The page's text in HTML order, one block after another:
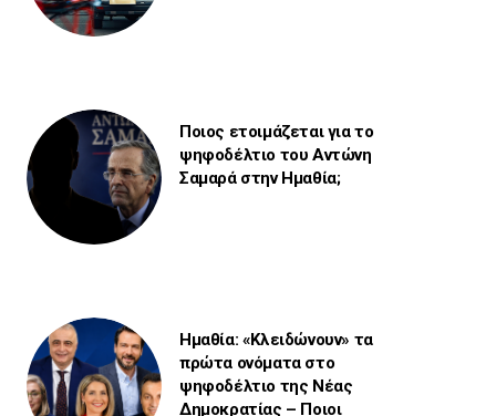
Ποιος ετοιμάζεται για το
ψηφοδέλτιο του Αντώνη
Σαμαρά στην Ημαθία;
Ημαθία: «Κλειδώνουν» τα
πρώτα ονόματα στο
ψηφοδέλτιο της Νέας
Δημοκρατίας – Ποιοι